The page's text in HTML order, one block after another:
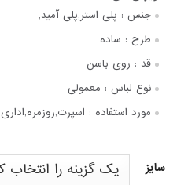
جنس : پلی استر,پلی آمید,
طرح : ساده
قد : روی باسن
نوع لباس : معمولی
مورد استفاده :
سایز